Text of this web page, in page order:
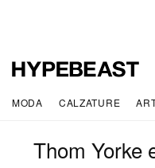
MODA CALZATURE
Thom Yorke